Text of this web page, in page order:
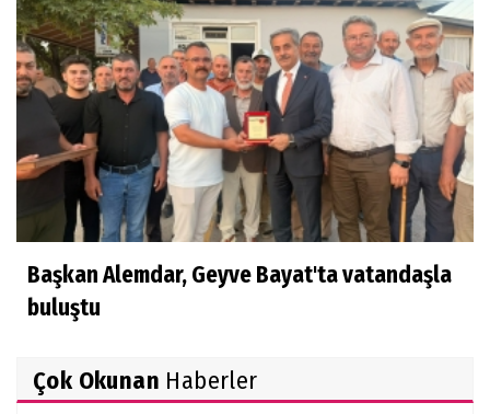
Başkan Alemdar, Geyve Bayat'ta vatandaşla
buluştu
Çok Okunan Haberler